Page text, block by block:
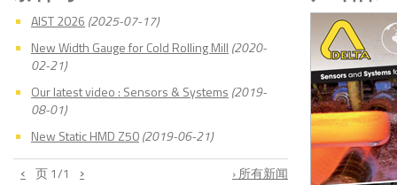
AIST 2026 (2025-07-17)
New Width Gauge for Cold Rolling Mill (2020-
02-21)
Our latest video : Sensors & Systems (2019-
08-01)
New Static HMD Z50(2019-06-21)
‹ 页1/1 › › 所有新闻